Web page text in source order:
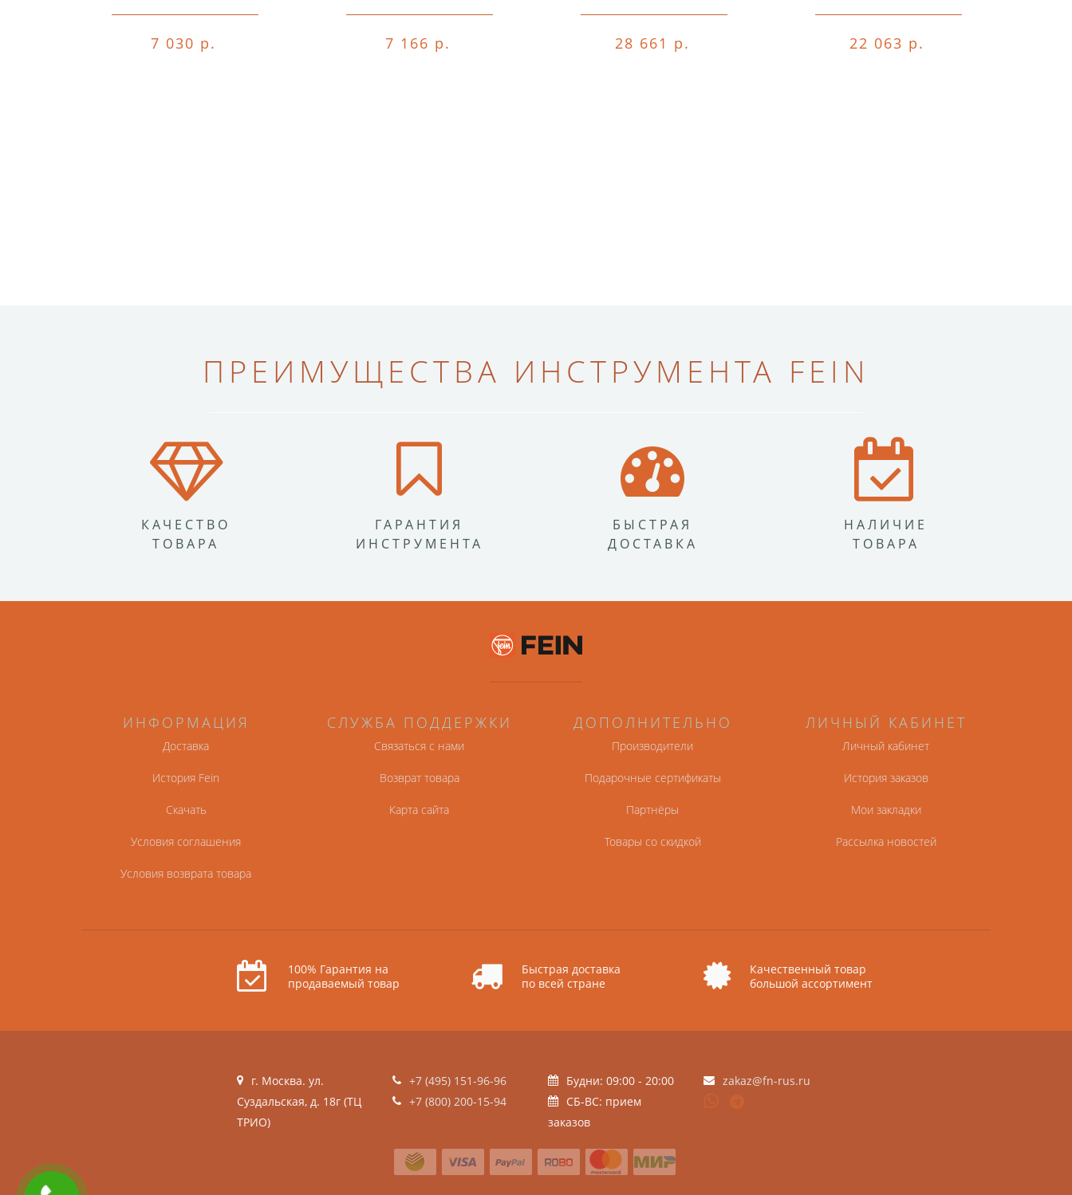
7 030 р. 7 166 р. 28 661 р.
22 063 р.
ПРЕИМУЩЕСТВА ИНСТРУМЕНТА FEIN
КАЧЕСТВО
ТОВАРА
ГАРАНТИЯ
ИНСТРУМЕНТА
БЫСТРАЯ
ДОСТАВКА
НАЛИЧИЕ
ТОВАРА
ИНФОРМАЦИЯ
Доставка
История Fein
Скачать
Условия соглашения
Условия возврата товара
СЛУЖБА ПОДДЕРЖКИ
Связаться с нами
Возврат товара
Карта сайта
ДОПОЛНИТЕЛЬНО
Производители
Подарочные сертификаты
Партнёры
Товары со скидкой
ЛИЧНЫЙ КАБИНЕТ
Личный кабинет
История заказов
Мои закладки
Рассылка новостей
100% Гарантия на
продаваемый товар
Быстрая доставка
по всей стране
Качественный товар
большой ассортимент
г. Москва. ул.
Суздальская, д. 18г (ТЦ
ТРИО)
+7 (495) 151-96-96
+7 (800) 200-15-94
Будни: 09:00 - 20:00
СБ-ВС: прием
заказов
zakaz@fn-rus.ru